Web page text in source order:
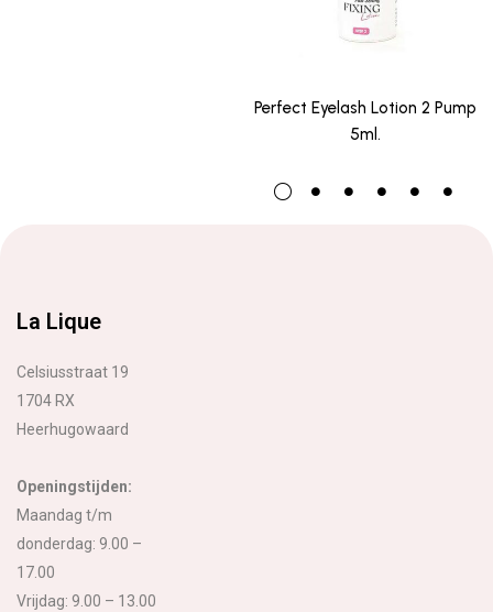
Perfect Eyelash Lotion 2 Pump
5ml.
La Lique
Celsiusstraat 19
1704 RX
Heerhugowaard
Openingstijden:
Maandag t/m
donderdag: 9.00 –
17.00
Vrijdag: 9.00 – 13.00